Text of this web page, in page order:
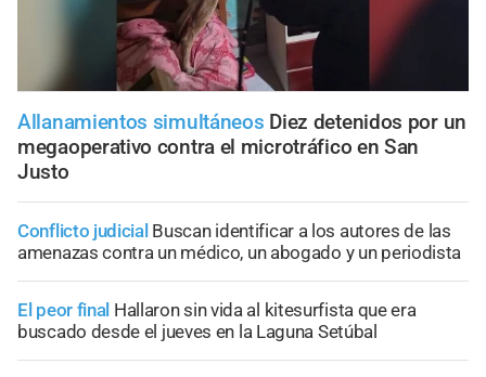
Allanamientos simultáneos Diez detenidos por un
megaoperativo contra el microtráfico en San
Justo
Conflicto judicial Buscan identificar a los autores de las
amenazas contra un médico, un abogado y un periodista
El peor final Hallaron sin vida al kitesurfista que era
buscado desde el jueves en la Laguna Setúbal